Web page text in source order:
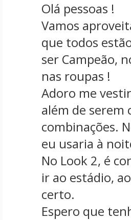
Olá pessoas !
Vamos
que todos
ser Campeão,
nas roupas !
Adoro me
além de serem
combinações.
eu usaria à
No Look 2, é
ir ao estádio,
certo.
Espero que